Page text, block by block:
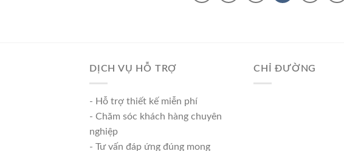
DỊCH VỤ HỖ TRỢ
- Hỗ trợ thiết kế miễn phí
- Chăm sóc khách hàng chuyên
nghiệp
- Tư vấn đáp ứng đúng mong
CHỈ ĐƯỜNG